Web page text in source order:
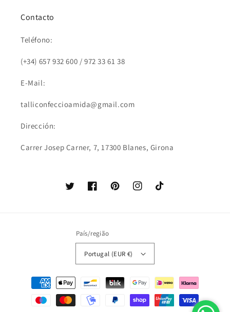
Contacto
Teléfono:
(+34) 657 932 600 / 972 33 61 38
E-Mail:
talliconfeccioamida@gmail.com
Dirección:
Carrer Josep Carner, 7, 17300 Blanes, Girona
TwitterFacebookPinterestInstagramTikTok
País/região
Portugal (EUR €)
Métodos
pagamento